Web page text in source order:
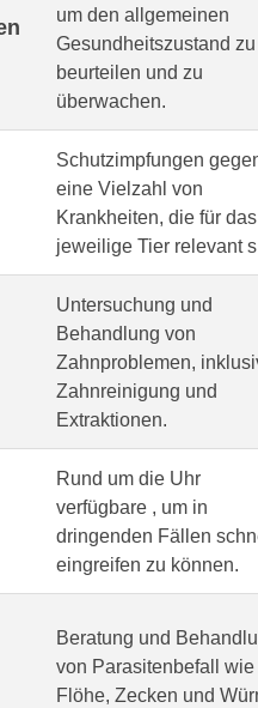
um den allgemeinen
Gesundheitszustand zu
beurteilen und zu
überwachen.
Schutzimpfungen
eine Vielzahl von
Krankheiten, die für das
jeweilige Tier relevant
Untersuchung und
Behandlung von
Zahnproblemen,
Zahnreinigung und
Extraktionen.
Rund um die Uhr
verfügbare , um in
dringenden Fällen
eingreifen zu können.
Beratung und
von Parasitenbefall wie
Flöhe, Zecken und